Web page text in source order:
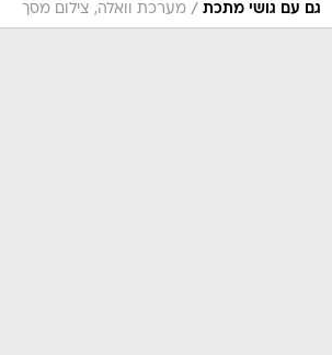
גם עם גושי מתכת / מערכת וואלה, צילום מסך